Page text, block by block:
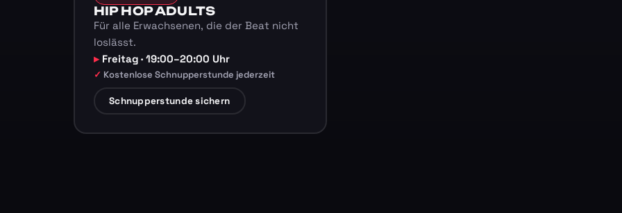
HIP HOP ADULTS
Für alle Erwachsenen, die der Beat nicht
loslässt.
Freitag · 19:00–20:00 Uhr
Kostenlose Schnupperstunde jederzeit
Schnupperstunde sichern